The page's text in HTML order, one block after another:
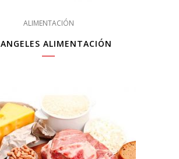
ALIMENTACIÓN
ALIMENTACIÓN